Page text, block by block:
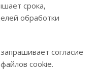
срока,
обработки
согласие
cookie.